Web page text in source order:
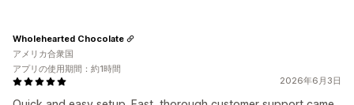
2026年6月3日
Wholehearted Chocolate
アメリカ合衆国
アプリの使用期間：約1時間